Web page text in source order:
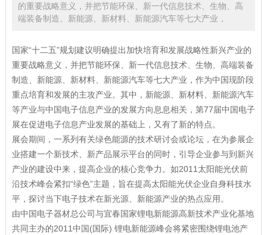
的重要战略意义，并把节能环保、新一代信息技术、生物、高
端装备制造、新能源、新材料、新能源汽车等七大产业，
国家“十二五”规划建议明确提出加快培育和发展战略性新兴产业的
重要战略意义，并把节能环保、新一代信息技术、生物、高端装备
制造、新能源、新材料、新能源汽车等七大产业，作为中国现阶段
重点培育和发展的主攻产业。其中，新能源、新材料、新能源汽车
等产业与中国电子信息产业的发展方向息息相关，第77届中国电子
展在促进电子信息产业发展的基础上，又有了新的特点。
展会期间，一系列有关绿色能源的技术研讨会或论坛，在为参展企
业搭建一个新技术、新产品展示平台的同时，引导企业参与到新兴
产业的建设中来，提高企业的核心竞争力。如2011太阳能光伏前
沿技术峰会紧扣“绿色”主题，旨在提高太阳能光伏企业自身科技水
平，探讨当下电子技术在新光源、新能源产业的热点应用。
由中国电子器材总公司与宜春国家锂电新能源高新技术产业化基地
共同主办的2011中国(国际) 锂电新能源峰会将紧密围绕锂电池产